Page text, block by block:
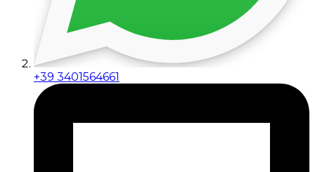
+39 3401564661